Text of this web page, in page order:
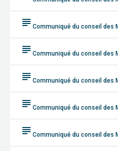
subject Communiqué du conseil des
subject Communiqué du conseil des
subject Communiqué du conseil des
subject Communiqué du conseil des
subject Communiqué du conseil des